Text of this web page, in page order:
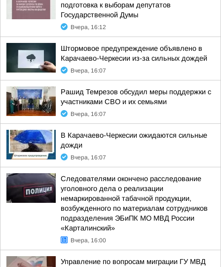
подготовка к выборам депутатов
Государственной Думы
Вчера, 16:12
Штормовое предупреждение объявлено в
Карачаево-Черкесии из-за сильных дождей
Вчера, 16:07
Рашид Темрезов обсудил меры поддержки с
участниками СВО и их семьями
Вчера, 16:07
В Карачаево-Черкесии ожидаются сильные
дожди
Вчера, 16:07
Следователями окончено расследование
уголовного дела о реализации
немаркированной табачной продукции,
возбужденного по материалам сотрудников
подразделения ЭБиПК МО МВД России
«Карталинский»
Вчера, 16:00
Управление по вопросам миграции ГУ МВД